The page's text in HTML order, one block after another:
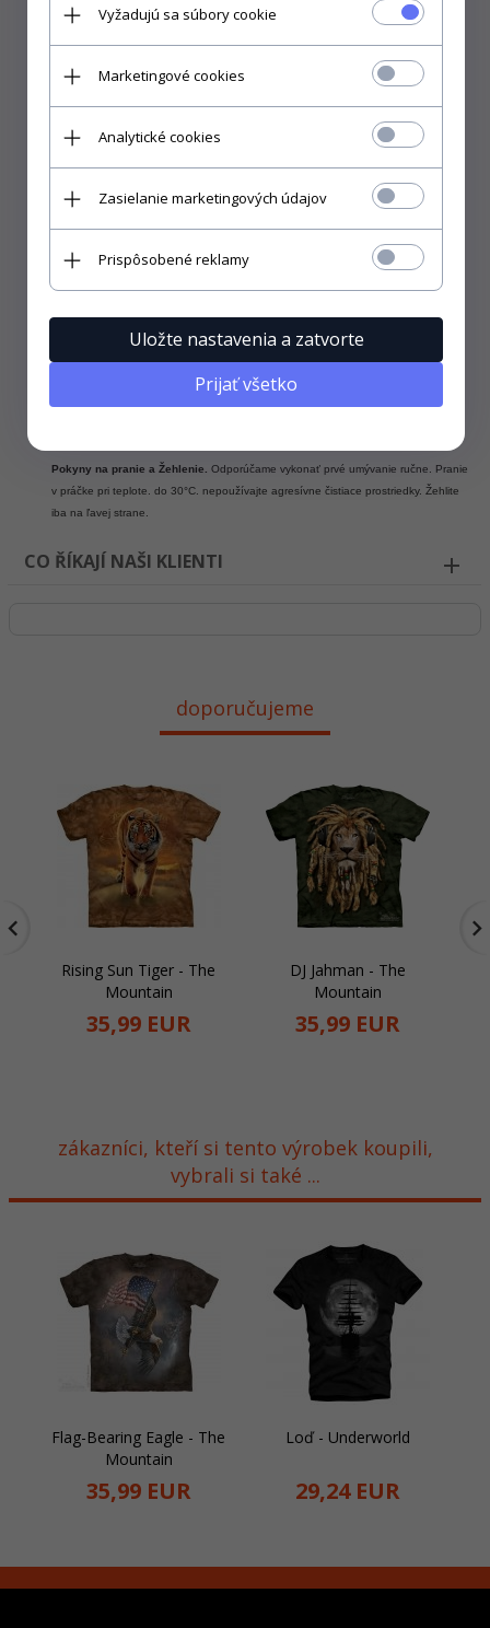
EKOLÓGIA
- neobsahuje škodlivé
farbivá.
VÝROBCA- Poľsko
Pokyny na pranie a Žehlenie. Odporúčame vykonať prvé umývanie ručne. Pranie
v práčke pri teplote. do 30°C. nepoužívajte agresívne čistiace prostriedky. Žehlite
iba na ľavej strane.
CO ŘÍKAJÍ NAŠI KLIENTI
doporučujeme
Rising Sun Tiger - The
Mountain
35,99 EUR
DJ Jahman - The
Mountain
35,99 EUR
zákazníci, kteří si tento výrobek koupili,
vybrali si také ...
Flag-Bearing Eagle - The
Mountain
35,99 EUR
Loď - Underworld
29,24 EUR
Vyžadujú sa súbory cookie
Marketingové cookies
Analytické cookies
Zasielanie marketingových údajov
Prispôsobené reklamy
Uložte nastavenia a zatvorte
Prijať všetko